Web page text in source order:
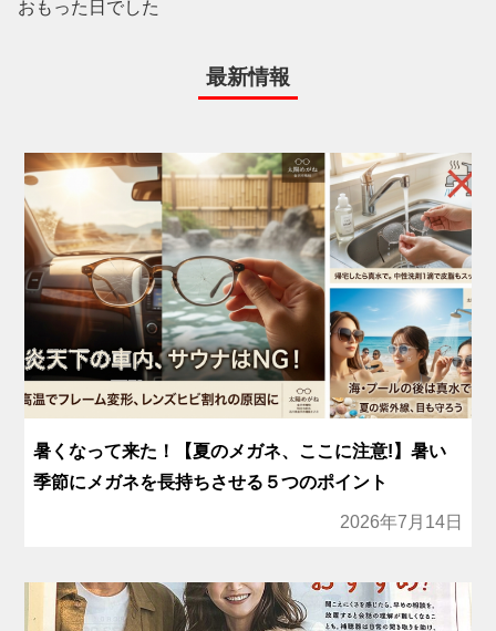
おもった日でした
最新情報
暑くなって来た！【夏のメガネ、ここに注意!】暑い
季節にメガネを長持ちさせる５つのポイント
2026年7月14日